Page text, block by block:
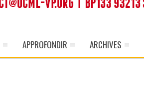
APPROFONDIR ARCHIVES